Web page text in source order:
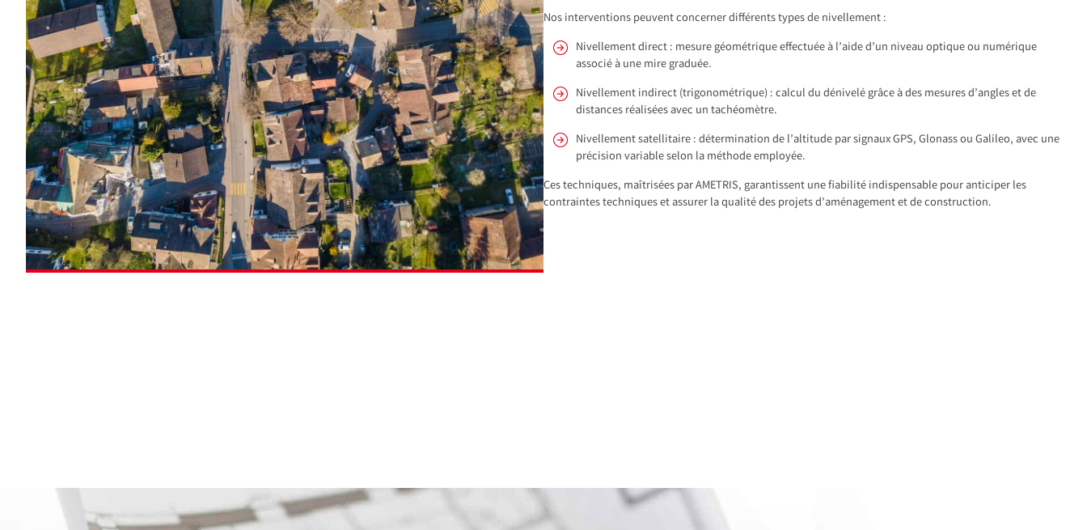
Nos interventions peuvent concerner différents types de nivellement :
Nivellement direct : mesure géométrique effectuée à l’aide d’un niveau optique ou numérique
associé à une mire graduée.
Nivellement indirect (trigonométrique) : calcul du dénivelé grâce à des mesures d’angles et de
distances réalisées avec un tachéomètre.
Nivellement satellitaire : détermination de l’altitude par signaux GPS, Glonass ou Galileo, avec une
précision variable selon la méthode employée.
Ces techniques, maîtrisées par AMETRIS, garantissent une fiabilité indispensable pour anticiper les
contraintes techniques et assurer la qualité des projets d’aménagement et de construction.